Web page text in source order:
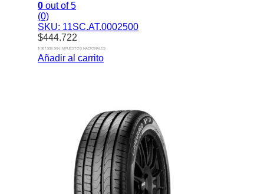
0 out of 5
(0)
SKU: 11SC.AT.0002500
$444.722
$ 367.539 SIN IMPUESTOS NACIONALES
Añadir al carrito